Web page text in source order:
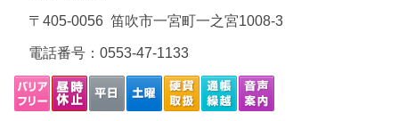
〒405-0056 笛吹市一宮町一之宮1008-3
電話番号： 0553-47-1133